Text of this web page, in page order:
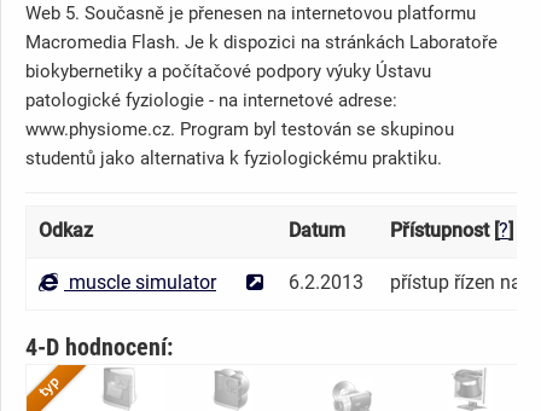
Web 5. Současně je přenesen na internetovou platformu
Macromedia Flash. Je k dispozici na stránkách Laboratoře
biokybernetiky a počítačové podpory výuky Ústavu
patologické fyziologie - na internetové adrese:
www.physiome.cz. Program byl testován se skupinou
studentů jako alternativa k fyziologickému praktiku.
Odkaz Datum Přístupnost [?]
muscle simulator 6.2.2013 přístup řízen na
4-D hodnocení: